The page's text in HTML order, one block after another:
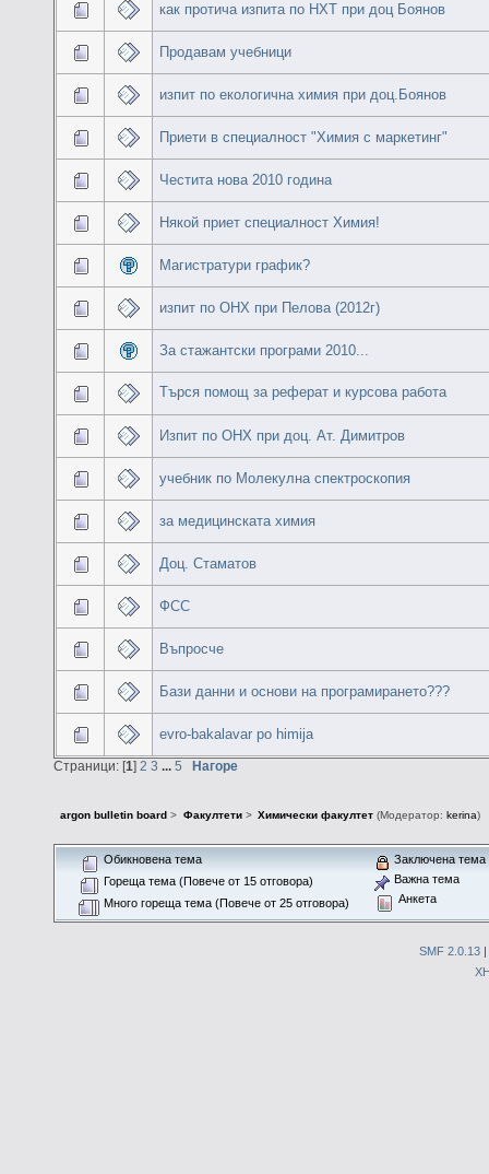
как протича изпита по НХТ при доц Боянов
Продавам учебници
изпит по екологична химия при доц.Боянов
Приети в специалност "Химия с маркетинг"
Честита нова 2010 година
Някой приет специалност Химия!
Магистратури график?
изпит по ОНХ при Пелова (2012г)
За стажантски програми 2010...
Търся помощ за реферат и курсова работа
Изпит по ОНХ при доц. Ат. Димитров
учебник по Молекулна спектроскопия
за медицинската химия
Доц. Стаматов
ФСС
Въпросче
Бази данни и основи на програмирането???
evro-bakalavar po himija
Страници: [1] 2 3 ... 5 Нагоре
argon bulletin board > Факултети> Химически факултет(Модератор: kerina)
Обикновена тема
Гореща тема (Повече от 15 отговора)
Много гореща тема (Повече от 25 отговора)
Заключена тема
Важна тема
Анкета
SMF 2.0.13|